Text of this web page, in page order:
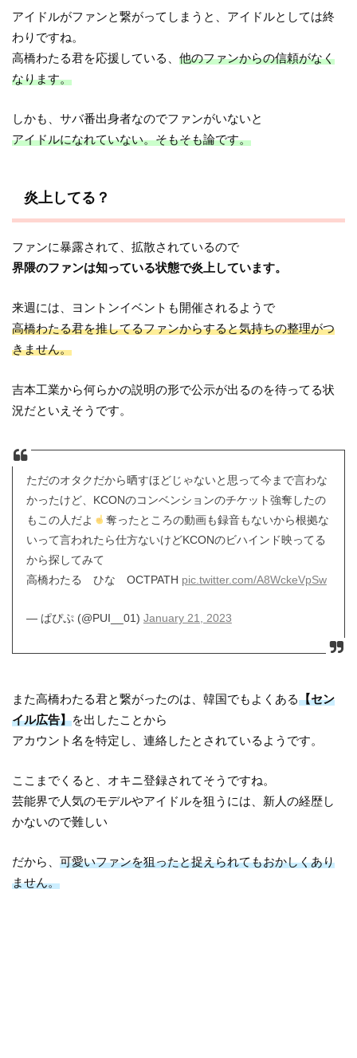
アイドルがファンと繋がってしまうと、アイドルとしては終
わりですね。
高橋わたる君を応援している、他のファンからの信頼がなく
なります。
しかも、サバ番出身者なのでファンがいないと
アイドルになれていない。そもそも論です。
炎上してる？
ファンに暴露されて、拡散されているので
界隈のファンは知っている状態で炎上しています。
来週には、ヨントンイベントも開催されるようで
高橋わたる君を推してるファンからすると気持ちの整理がつ
きません。
吉本工業から何らかの説明の形で公示が出るのを待ってる状
況だといえそうです。
ただのオタクだから晒すほどじゃないと思って今まで言わな
かったけど、KCONのコンベンションのチケット強奪したの
もこの人だよ
奪ったところの動画も録音もないから根拠な
いって言われたら仕方ないけどKCONのビハインド映ってる
から探してみて
高橋わたる ひな OCTPATH pic.twitter.com/A8WckeVpSw
— ぱぴぷ (@PUI__01) January 21, 2023
また高橋わたる君と繋がったのは、韓国でもよくある【セン
イル広告】を出したことから
アカウント名を特定し、連絡したとされているようです。
ここまでくると、オキニ登録されてそうですね。
芸能界で人気のモデルやアイドルを狙うには、新人の経歴し
かないので難しい
だから、可愛いファンを狙ったと捉えられてもおかしくあり
ません。